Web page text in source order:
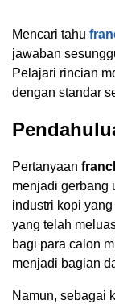
Mencari tahu
jawaban
Pelajari rincian
dengan standar
Pertanyaan
menjadi gerbang
industri kopi
yang telah
bagi para calon
menjadi bagian
Namun, sebagai